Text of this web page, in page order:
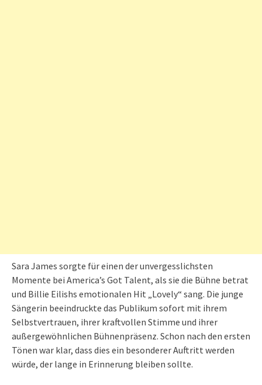
Sara James sorgte für einen der unvergesslichsten
Momente bei America’s Got Talent, als sie die Bühne betrat
und Billie Eilishs emotionalen Hit „Lovely“ sang. Die junge
Sängerin beeindruckte das Publikum sofort mit ihrem
Selbstvertrauen, ihrer kraftvollen Stimme und ihrer
außergewöhnlichen Bühnenpräsenz. Schon nach den ersten
Tönen war klar, dass dies ein besonderer Auftritt werden
würde, der lange in Erinnerung bleiben sollte.